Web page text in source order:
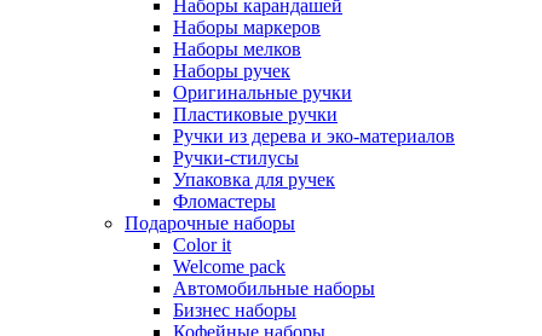
Наборы карандашей
Наборы маркеров
Наборы мелков
Наборы ручек
Оригинальные ручки
Пластиковые ручки
Ручки из дерева и эко-материалов
Ручки-стилусы
Упаковка для ручек
Фломастеры
Подарочные наборы
Color it
Welcome pack
Автомобильные наборы
Бизнес наборы
Кофейные наборы